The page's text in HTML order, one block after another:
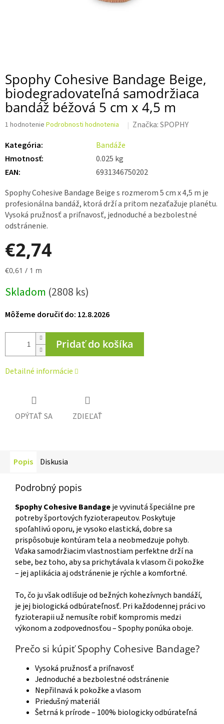
Spophy Cohesive Bandage Beige,
biodegradovateľná samodržiaca
bandáž béžová 5 cm x 4,5 m
Priemerné
produktu
5,0
z 5
1 hodnotenie Podrobnosti hodnotenia Značka:SPOPHY
Kategória:
Bandáže
Hmotnosť:
0.025 kg
EAN:
6931346750202
Spophy Cohesive Bandage Beige s rozmerom 5 cm x 4,5 m je
profesionálna bandáž, ktorá drží a pritom nezaťažuje planétu.
Vysoká pružnosť a priľnavosť, jednoduché a bezbolestné
odstránenie.
€2,74
Jednotková
€0,61 / 1 m
Skladom (2808 ks)
Môžeme doručiť do: 12.8.2026
Pridať do košíka
Detailné informácie
OPÝTAŤ SA ZDIEĽAŤ
Popis Diskusia
Podrobný popis
Spophy Cohesive Bandageje vyvinutá špeciálne pre
potreby športových fyzioterapeutov. Poskytuje
spoľahlivú oporu, je vysoko elastická, dobre sa
prispôsobuje kontúram tela a neobmedzuje pohyb.
Vďaka samodržiacim vlastnostiam perfektne drží na
sebe, bez toho, aby sa prichytávala k vlasom či pokožke
– jej aplikácia aj odstránenie je rýchle a komfortné.
To, čo ju však odlišuje od bežných kohezívnych bandáží,
je jej biologická odbúrateľnosť. Pri každodennej práci vo
fyzioterapii už nemusíte robiť kompromis medzi
výkonom a zodpovednosťou – Spophy ponúka oboje.
Prečo si kúpiť Spophy Cohesive Bandage?
Vysoká pružnosť a priľnavosť
Jednoduché a bezbolestné odstránenie
Nepřilnavá k pokožke a vlasom
Priedušný materiál
Šetrná k prírode – 100% biologicky odbúrateľná